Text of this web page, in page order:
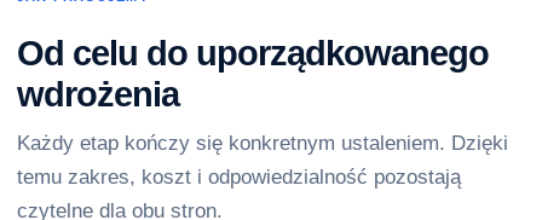
Od celu do uporządkowanego
wdrożenia
Każdy etap kończy się konkretnym ustaleniem. Dzięki
temu zakres, koszt i odpowiedzialność pozostają
czytelne dla obu stron.